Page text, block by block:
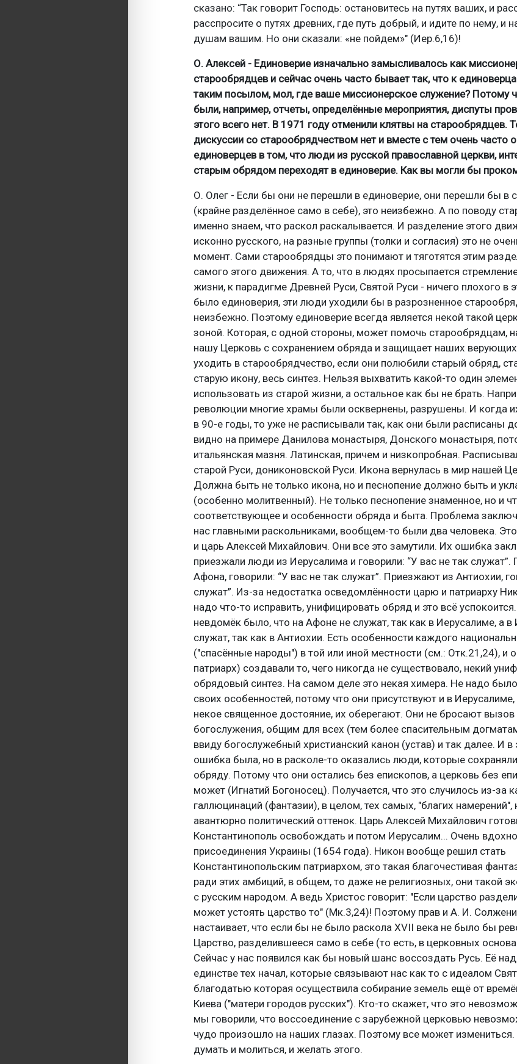
сказано: “Так говорит Господь: остановитесь на путях ваших, и
расспросите о путях древних, где путь добрый, и идите по нему, и
душам вашим. Но они сказали: «не пойдем»" (Иер.6,16)!
О. Алексей - Единоверие изначально замысливалось как
старообрядцев и сейчас очень часто бывает так, что к
таким посылом, мол, где ваше миссионерское служение? Потому
были, например, отчеты, определённые мероприятия, диспуты
этого всего нет. В 1971 году отменили клятвы на старообрядцев.
дискуссии со старообрядчеством нет и вместе с тем очень часто
единоверцев в том, что люди из русской православной церкви,
старым обрядом переходят в единоверие. Как вы могли бы
О. Олег - Если бы они не перешли в единоверие, они перешли бы в
(крайне разделённое само в себе), это неизбежно. А по поводу
именно знаем, что раскол раскалывается. И разделение этого
исконно русского, на разные группы (толки и согласия) это не
момент. Сами старообрядцы это понимают и тяготятся этим
самого этого движения. А то, что в людях просыпается
жизни, к парадигме Древней Руси, Святой Руси - ничего плохого в
было единоверия, эти люди уходили бы в разрозненное
неизбежно. Поэтому единоверие всегда является некой такой
зоной. Которая, с одной стороны, может помочь старообрядцам,
нашу Церковь с сохранением обряда и защищает наших
уходить в старообрядчество, если они полюбили старый обряд,
старую икону, весь синтез. Нельзя выхватить какой-то один
использовать из старой жизни, а остальное как бы не брать.
революции многие храмы были осквернены, разрушены. И когда
в 90-е годы, то уже не расписывали так, как они были расписаны
видно на примере Данилова монастыря, Донского монастыря,
итальянская мазня. Латинская, причем и низкопробная.
старой Руси, дониконовской Руси. Икона вернулась в мир нашей
Должна быть не только икона, но и песнопение должно быть и
(особенно молитвенный). Не только песнопение знаменное, но и
соответствующее и особенности обряда и быта. Проблема
нас главными раскольниками, вообщем-то были два человека.
и царь Алексей Михайлович. Они все это замутили. Их ошибка
приезжали люди из Иерусалима и говорили: “У вас не так
Афона, говорили: “У вас не так служат”. Приезжают из Антиохии,
служат”. Из-за недостатка осведомлённости царю и патриарху
надо что-то исправить, унифицировать обряд и это всё
невдомёк было, что на Афоне не служат, так как в Иерусалиме, а в
служат, так как в Антиохии. Есть особенности каждого
("спасённые народы") в той или иной местности (см.: Отк.21,24), и
патриарх) создавали то, чего никогда не существовало, некий
обрядовый синтез. На самом деле это некая химера. Не надо
своих особенностей, потому что они присутствуют и в
некое священное достояние, их оберегают. Они не бросают
богослужения, общим для всех (тем более спасительным
ввиду богослужебный христианский канон (устав) и так далее. И в
ошибка была, но в расколе-то оказались люди, которые
обряду. Потому что они остались без епископов, а церковь без
может (Игнатий Богоносец). Получается, что это случилось из-за
галлюцинаций (фантазии), в целом, тех самых, "благих намерений",
авантюрно политический оттенок. Царь Алексей Михайлович
Константинополь освобождать и потом Иерусалим... Очень
присоединения Украины (1654 года). Никон вообще решил стать
Константинопольским патриархом, это такая благочестивая
ради этих амбиций, в общем, то даже не религиозных, они такой
с русским народом. А ведь Христос говорит: "Если царство
может устоять царство то" (Мк.3,24)! Поэтому прав и А. И.
настаивает, что если бы не было раскола XVII века не было бы
Царство, разделившееся само в себе (то есть, в церковных
Сейчас у нас появился как бы новый шанс воссоздать Русь. Её
единстве тех начал, которые связывают нас как то с идеалом
благодатью которая осуществила собирание земель ещё от
Киева ("матери городов русских"). Кто-то скажет, что это
мы говорили, что воссоединение с зарубежной церковью
чудо произошло на наших глазах. Поэтому все может
думать и молиться, и желать этого.